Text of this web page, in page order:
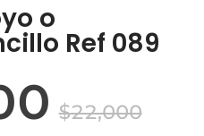
o
Ref 089
$22,000